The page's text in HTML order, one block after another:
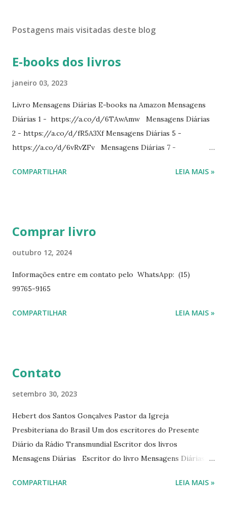
Postagens mais visitadas deste blog
E-books dos livros
janeiro 03, 2023
Livro Mensagens Diárias E-books na Amazon Mensagens
Diárias 1 - https://a.co/d/6TAwAmw Mensagens Diárias
2 - https://a.co/d/fR5A3Xf Mensagens Diárias 5 -
https://a.co/d/6vRvZFv Mensagens Diárias 7 -
https://a.co/d/h4iP1oj Mensagens Diárias 10 -
Mensagens Diárias 4 -
mensagens diárias traz uma meditação para cada dia do
ano. Passagens bíblicas, ilustrações, histórias
Diário da Rádio Trans mundial a mais de 15 anos. Escreveu o
COMPARTILHAR LEIA MAIS »
Comprar livro
outubro 12, 2024
Informações entre em contato pelo WhatsApp: (15)
99765-9165
COMPARTILHAR LEIA MAIS »
Contato
setembro 30, 2023
Hebert dos Santos Gonçalves Pastor da Igreja
Presbiteriana do Brasil Um dos escritores do Presente
Diário da Rádio Transmundial Escritor dos livros
Mensagens Diárias Escritor do livro Mensagens Diárias da
livromensagensdiarias@gmail.com Whatsapp: (15) 99765-
COMPARTILHAR LEIA MAIS »